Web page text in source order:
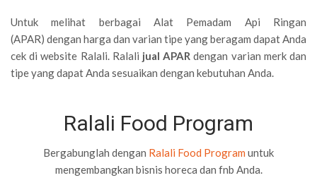
Untuk melihat berbagai Alat Pemadam Api Ringan
(APAR) dengan harga dan varian tipe yang beragam dapat Anda
cek di website Ralali. Ralali jual APAR dengan varian merk dan
tipe yang dapat Anda sesuaikan dengan kebutuhan Anda.
Ralali Food Program
Bergabunglah dengan Ralali Food Program untuk
mengembangkan bisnis horeca dan fnb Anda.